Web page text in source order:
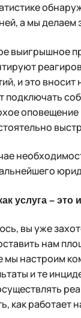
а мы делаем
выигрышное
и это
подключать
оповещение
услуга –
вы уже
нам
мы настроим
и те
как работает